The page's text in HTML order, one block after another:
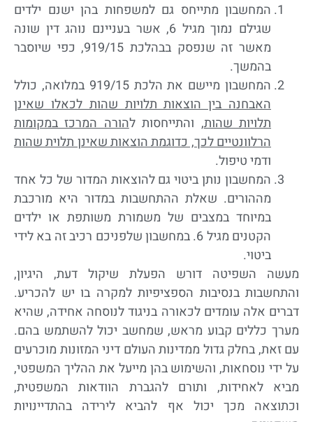
המחשבון מתייחס גם למשפחות בהן ישנם ילדים
שגילם נמוך מגיל 6, אשר בעניינם נוהג דין שונה
מאשר זה שנפסק בבהלכת 919/15, כפי שיוסבר
בהמשך.
המחשבון מיישם את הלכת 919/15 במלואה, כולל
האבחנה בין הוצאות תלויות שהות לכאלו שאינן
תלויות שהות, והתייחסות להורה המרכז במקומות
הרלוונטיים לכך, כדוגמת הוצאות שאינן תלוית שהות
ודמי טיפול.
המחשבון נותן ביטוי גם להוצאות המדור של כל אחד
מההורים. שאלת ההתחשבות במדור היא מורכבת
במיוחד במצבים של משמורת משותפת או ילדים
הקטנים מגיל 6. במחשבון שלפניכם רכיב זה בא לידי
ביטוי.
מעשה השפיטה דורש הפעלת שיקול דעת, היגיון,
והתחשבות בנסיבות הספציפיות למקרה בו יש להכריע.
דברים אלה עומדים לכאורה בניגוד לנוסחה אחידה, שהיא
מערך כללים קבוע מראש, שמחשב יכול להשתמש בהם.
עם זאת, בחלק גדול ממדינות העולם דיני המזונות מוכרעים
על ידי נוסחאות, והשימוש בהן מייעל את ההליך המשפטי,
מביא לאחידות, ותורם להגברת הוודאות המשפטית,
וכתוצאה מכך יכול אף להביא לירידה בהתדיינויות